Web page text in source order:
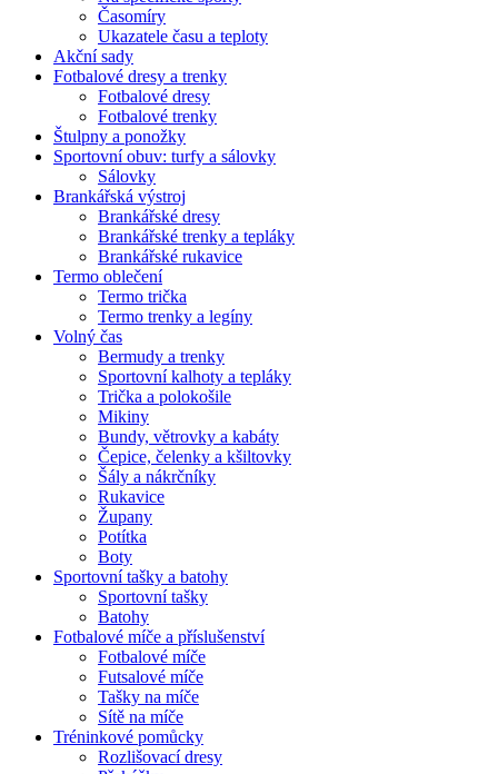
Časomíry
Ukazatele času a teploty
Akční sady
Fotbalové dresy a trenky
Fotbalové dresy
Fotbalové trenky
Štulpny a ponožky
Sportovní obuv: turfy a sálovky
Sálovky
Brankářská výstroj
Brankářské dresy
Brankářské trenky a tepláky
Brankářské rukavice
Termo oblečení
Termo trička
Termo trenky a legíny
Volný čas
Bermudy a trenky
Sportovní kalhoty a tepláky
Trička a polokošile
Mikiny
Bundy, větrovky a kabáty
Čepice, čelenky a kšiltovky
Šály a nákrčníky
Rukavice
Župany
Potítka
Boty
Sportovní tašky a batohy
Sportovní tašky
Batohy
Fotbalové míče a příslušenství
Fotbalové míče
Futsalové míče
Tašky na míče
Sítě na míče
Tréninkové pomůcky
Rozlišovací dresy